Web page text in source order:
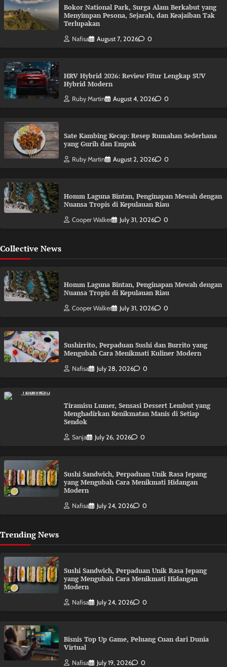
Bokor National Park, Surga Alam Berkabut yang
Menyimpan Pesona, Sejarah, dan Keajaiban Tak
Terlupakan
Nafisa August 7, 2026 0
HRV Hybrid 2026: Review Fitur Lengkap SUV
Hybrid Modern
Ruby Martin August 4, 2026 0
Sate Kambing Kecap: Resep Rumahan Sederhana
yang Gurih dan Empuk
Ruby Martin August 2, 2026 0
Homm Laguna Bintan, Penginapan Mewah dengan
Nuansa Tropis di Kepulauan Riau
Cooper Walker July 31, 2026 0
Collective News
Homm Laguna Bintan, Penginapan Mewah dengan
Nuansa Tropis di Kepulauan Riau
Cooper Walker July 31, 2026 0
Sushirrito, Perpaduan Sushi dan Burrito yang
Mengubah Cara Menikmati Kuliner Modern
Nafisa July 28, 2026 0
Tiramisu Lumer, Sensasi Dessert Lembut yang
Menghadirkan Kenikmatan Manis di Setiap
Sendok
Sanja July 26, 2026 0
Sushi Sandwich, Perpaduan Unik Rasa Jepang
yang Mengubah Cara Menikmati Hidangan
Modern
Nafisa July 24, 2026 0
Trending News
Sushi Sandwich, Perpaduan Unik Rasa Jepang
yang Mengubah Cara Menikmati Hidangan
Modern
Nafisa July 24, 2026 0
Bisnis Top Up Game, Peluang Cuan dari Dunia
Virtual
Nafisa July 19, 2026 0